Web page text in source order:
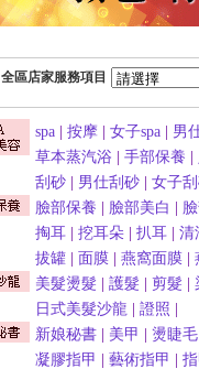
全區店家服務項目
spa 按摩 女子spa 男
草本蒸汽浴
手部保養
刮砂
男仕刮砂 女子
臉部保養
臉部美白
掏耳
挖耳朵 扒耳 清
拔罐
面膜 燕窩面膜
美髮燙髮
護髮 剪髮
日式美髮沙龍
證照
新娘秘書
美甲 燙睫毛
凝膠指甲
藝術指甲